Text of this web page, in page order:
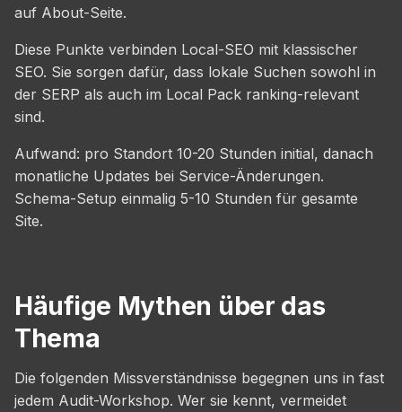
auf About-Seite.
Diese Punkte verbinden Local-SEO mit klassischer
SEO. Sie sorgen dafür, dass lokale Suchen sowohl in
der SERP als auch im Local Pack ranking-relevant
sind.
Aufwand: pro Standort 10-20 Stunden initial, danach
monatliche Updates bei Service-Änderungen.
Schema-Setup einmalig 5-10 Stunden für gesamte
Site.
Häufige Mythen über das
Thema
Die folgenden Missverständnisse begegnen uns in fast
jedem Audit-Workshop. Wer sie kennt, vermeidet